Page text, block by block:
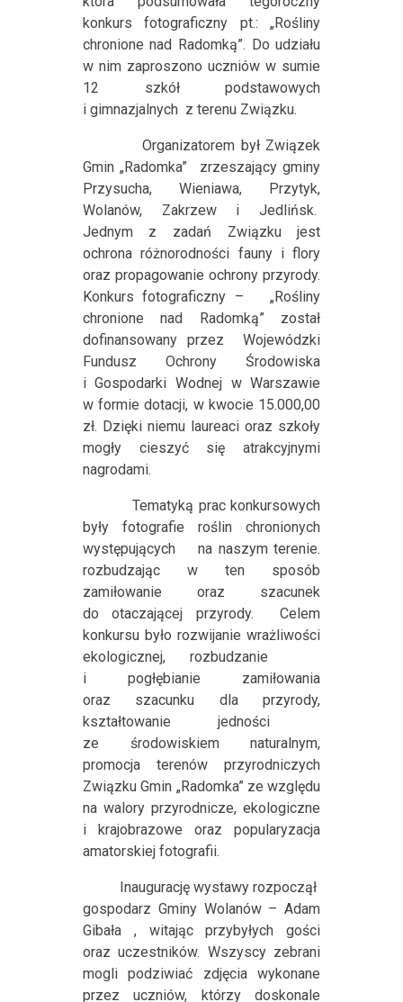
konkurs fotograficzny pt.: „Rośliny
chronione nad Radomką”. Do udziału
w nim zaproszono uczniów w sumie
12 szkół podstawowych
i gimnazjalnych z terenu Związku.
Organizatorem był Związek
Gmin „Radomka”
zrzeszający gminy
Przysucha, Wieniawa, Przytyk,
Wolanów, Zakrzew i Jedlińsk.
Jednym z zadań Związku jest
ochrona różnorodności fauny i flory
oraz propagowanie ochrony przyrody.
Konkurs fotograficzny –
„Rośliny
chronione nad Radomką” został
dofinansowany przez
Wojewódzki
Fundusz Ochrony Środowiska
i Gospodarki Wodnej w Warszawie
w formie dotacji, w kwocie 15.000,00
zł. Dzięki niemu laureaci oraz szkoły
mogły cieszyć się atrakcyjnymi
nagrodami.
Tematyką prac konkursowych
były fotografie roślin chronionych
występujących
na naszym terenie.
rozbudzając w ten sposób
zamiłowanie oraz szacunek
do otaczającej przyrody.
Celem
konkursu byłorozwijanie wrażliwości
ekologicznej, rozbudzanie
i pogłębianie zamiłowania
oraz szacunku dla przyrody,
kształtowanie jedności
ze środowiskiem naturalnym,
promocja terenów przyrodniczych
Związku Gmin „Radomka” ze względu
na walory przyrodnicze, ekologiczne
i krajobrazowe oraz popularyzacja
amatorskiej fotografii.
Inaugurację wystawy rozpoczął
gospodarz Gminy Wolanów – Adam
Gibała , witając przybyłych gości
oraz uczestników. Wszyscy zebrani
mogli podziwiać zdjęcia wykonane
przez uczniów, którzy doskonale